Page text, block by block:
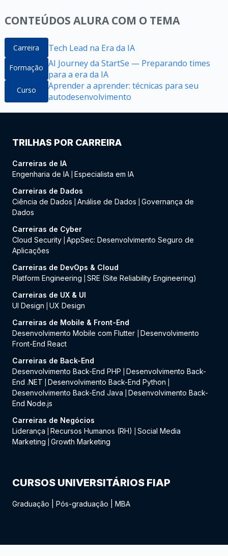
CONTEÚDOS ALURA COM O TEMA
Carreira Tech Lead na Era da IA
Formação AI Journey da StartSe — Preparando times
para a era da IA
Curso
Aprender a aprender: técnicas para seu
autodesenvolvimento
TRILHAS POR CARREIRA
Carreiras de IA
Engenharia de IA Especialista em IA
Carreiras de Dados
Ciência de Dados
Análise de Dados
Governança de
Dados
Carreiras de Cyber
Cloud Security AppSec: Desenvolvimento Seguro de
Aplicações
Carreiras de DevOps & Cloud
Platform Engineering
SRE (Site Reliability Engineering)
Carreiras de UX & UI
UI Design
UX Design
Carreiras de Mobile & Front-End
Desenvolvimento Mobile com Flutter
Desenvolvimento
Front-End React
Carreiras de Back-End
Desenvolvimento Back-End PHP
Desenvolvimento Back-
End .NET
Desenvolvimento Back-End Python
Desenvolvimento Back-End Java
Desenvolvimento Back-
End Node.js
Carreiras de Negócios
Liderança
Recursos Humanos (RH)
Social Media
Marketing
Growth Marketing
CURSOS UNIVERSITÁRIOS FIAP
Graduação Pós-graduação MBA